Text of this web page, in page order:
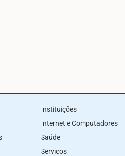
Instituições
Internet e Computadores
Saúde
Serviços